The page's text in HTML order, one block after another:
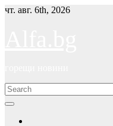
Skip
чт. авг. 6th, 2026